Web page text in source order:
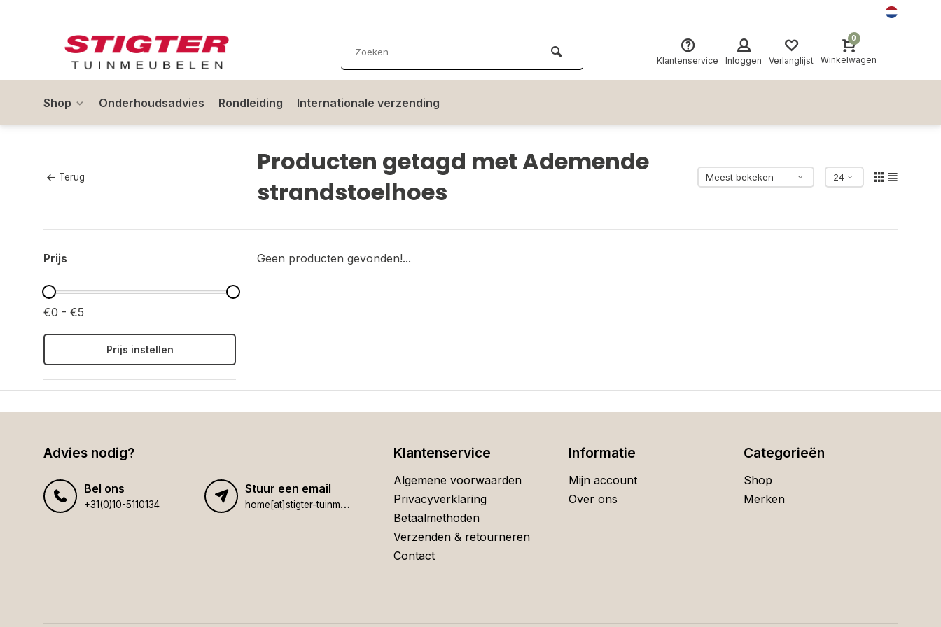
Klantenservice Inloggen Verlanglijst
0
Winkelwagen
Shop Onderhoudsadvies Rondleiding Internationale verzending
Terug
Producten getagd met Ademende
strandstoelhoes
Prijs
€0 - €5
Prijs instellen
Geen producten gevonden!...
Advies nodig?
Bel ons
+31(0)10-5110134
Stuur een email
h
ome[at]stigter-tuinmeubelen.nl
Klantenservice
Algemene voorwaarden
Privacyverklaring
Betaalmethoden
Verzenden & retourneren
Contact
Informatie
Mijn account
Over ons
Categorieën
Shop
Merken